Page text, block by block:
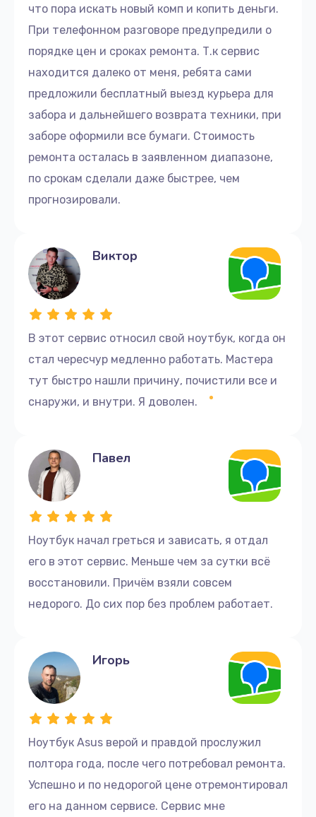
что пора искать новый комп и копить деньги.
При телефонном разговоре предупредили о
порядке цен и сроках ремонта. Т.к сервис
находится далеко от меня, ребята сами
предложили бесплатный выезд курьера для
забора и дальнейшего возврата техники, при
заборе оформили все бумаги. Стоимость
ремонта осталась в заявленном диапазоне,
по срокам сделали даже быстрее, чем
прогнозировали.
В этот сервис относил свой ноутбук, когда он
стал чересчур медленно работать. Мастера
тут быстро нашли причину, почистили все и
снаружи, и внутри. Я доволен.
Виктор
Ноутбук начал греться и зависать, я отдал
его в этот сервис. Меньше чем за сутки всё
восстановили. Причём взяли совсем
недорого. До сих пор без проблем работает.
Павел
Ноутбук Asus верой и правдой прослужил
полтора года, после чего потребовал ремонта.
Успешно и по недорогой цене отремонтировал
его на данном сервисе. Сервис мне
Игорь